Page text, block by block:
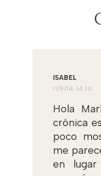
ISABEL
11/9/14 14:10
Hola
crónica
poco
me
en